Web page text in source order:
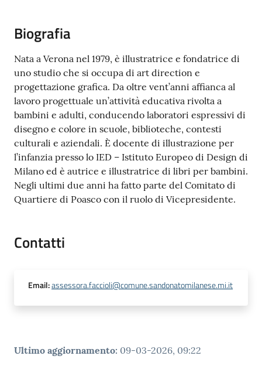
Biografia
Nata a Verona nel 1979, è illustratrice e fondatrice di
uno studio che si occupa di art direction e
progettazione grafica. Da oltre vent’anni affianca al
lavoro progettuale un’attività educativa rivolta a
bambini e adulti, conducendo laboratori espressivi di
disegno e colore in scuole, biblioteche, contesti
culturali e aziendali. È docente di illustrazione per
l’infanzia presso lo IED – Istituto Europeo di Design di
Milano ed è autrice e illustratrice di libri per bambini.
Negli ultimi due anni ha fatto parte del Comitato di
Quartiere di Poasco con il ruolo di Vicepresidente.
Contatti
Email:assessora.faccioli@comune.sandonatomilanese.mi.it
Ultimo aggiornamento: 09-03-2026, 09:22